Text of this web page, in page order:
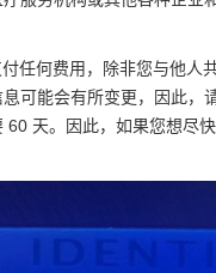
任何费用，除非您与他
可能会有所变更，因此
60 天。因此，如果您想尽